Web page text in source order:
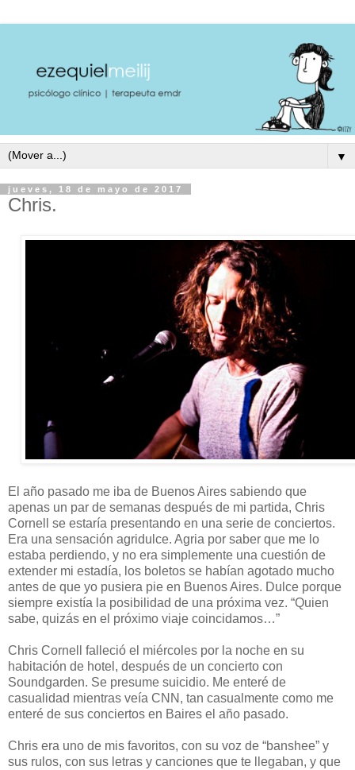
▼
jueves, 18 de mayo de 2017
Chris.
El año pasado me iba de Buenos Aires sabiendo que
apenas un par de semanas después de mi partida, Chris
Cornell se estaría presentando en una serie de conciertos.
Era una sensación agridulce. Agria por saber que me lo
estaba perdiendo, y no era simplemente una cuestión de
extender mi estadía, los boletos se habían agotado mucho
antes de que yo pusiera pie en Buenos Aires. Dulce porque
siempre existía la posibilidad de una próxima vez. “Quien
sabe, quizás en el próximo viaje coincidamos…”
Chris Cornell falleció el miércoles por la noche en su
habitación de hotel, después de un concierto con
Soundgarden. Se presume suicidio. Me enteré de
casualidad mientras veía CNN, tan casualmente como me
enteré de sus conciertos en Baires el año pasado.
Chris era uno de mis favoritos, con su voz de “banshee” y
sus rulos, con sus letras y canciones que te llegaban, y que